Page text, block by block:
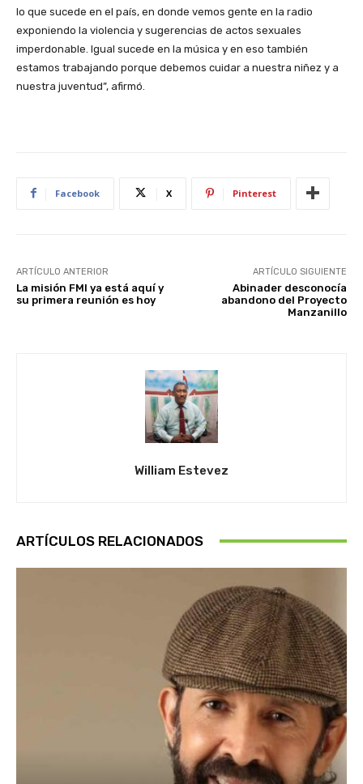
lo que sucede en el país, en donde vemos gente en la radio
exponiendo la violencia y sugerencias de actos sexuales
imperdonable. Igual sucede en la música y en eso también
estamos trabajando porque debemos cuidar a nuestra niñez y a
nuestra juventud”, afirmó.
Facebook X Pinterest
ARTÍCULO ANTERIOR
La misión FMI ya está aquí y
su primera reunión es hoy
ARTÍCULO SIGUIENTE
Abinader desconocía
abandono del Proyecto
Manzanillo
William Estevez
ARTÍCULOS RELACIONADOS